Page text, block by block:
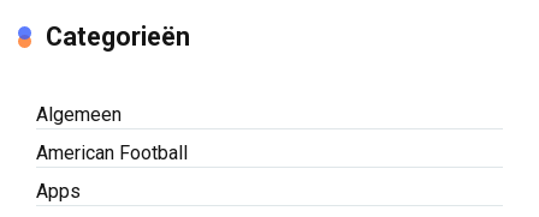
Categorieën
Algemeen
American Football
Apps